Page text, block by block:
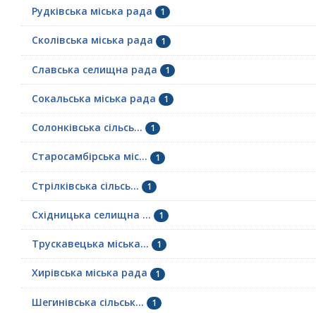
Рудківська міська рада 1
Сколівська міська рада 1
Славська селищна рада 1
Сокальська міська рада 1
Солонківська сільсь... 1
Старосамбірська міс... 1
Стрілківська сільсь... 1
Східницька селищна ... 1
Трускавецька міська... 1
Хирівська міська рада 1
Шегинівська сільськ... 1